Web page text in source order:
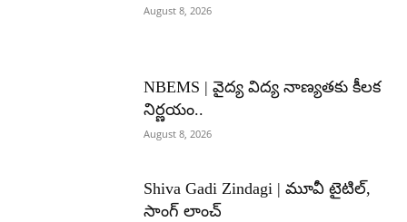
August 8, 2026
NBEMS | వైద్య విద్య నాణ్యతకు కీలక
నిర్ణయం..
August 8, 2026
Shiva Gadi Zindagi | మూవీ టైటిల్,
సాంగ్ లాంచ్